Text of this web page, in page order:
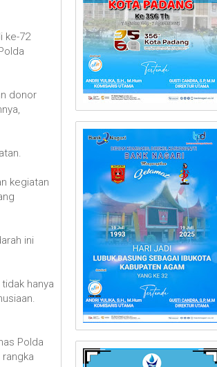
ke-72
donor
kegiatan
ini
hanya
Polda